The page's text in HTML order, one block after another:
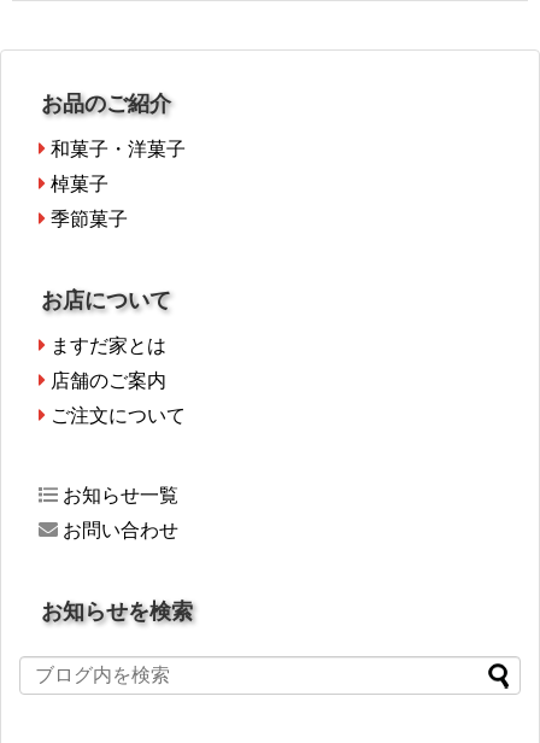
お品のご紹介
和菓子・洋菓子
棹菓子
季節菓子
お店について
ますだ家とは
店舗のご案内
ご注文について
お知らせ一覧
お問い合わせ
お知らせを検索